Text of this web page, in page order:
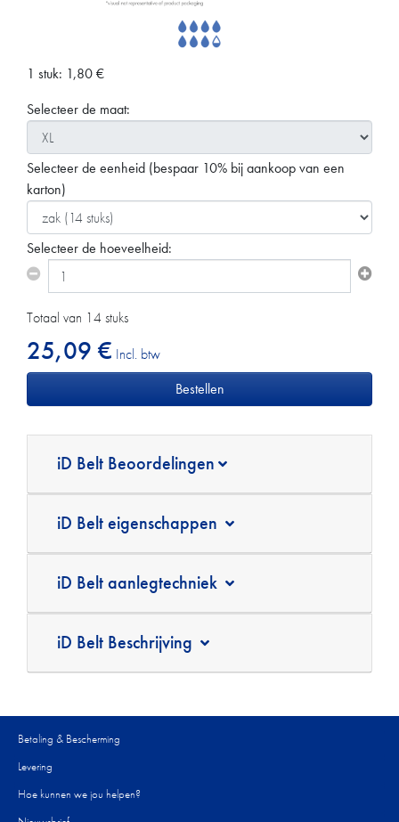
1 stuk: 1,80€
Selecteer de maat:
Selecteer de eenheid (bespaar 10% bij aankoop van een
karton)
Selecteer de hoeveelheid:
Totaal van 14 stuks
25,09 € Incl. btw
iD Belt Beoordelingen
iD Belt eigenschappen
iD Belt aanlegtechniek
iD Belt Beschrijving
Betaling & Bescherming
Levering
Hoe kunnen we jou helpen?